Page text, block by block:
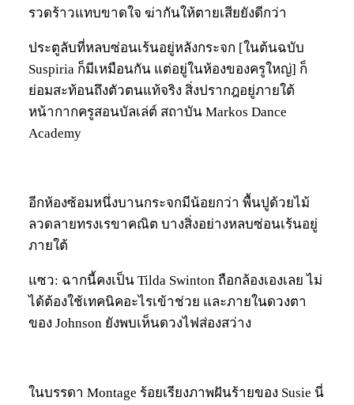
รวดร้าวแทบขาดใจ ฆ่ากันให้ตายเสียยังดีกว่า
ประตูลับที่หลบซ่อนเร้นอยู่หลังกระจก [ในต้นฉบับ
Suspiria ก็มีเหมือนกัน แต่อยู่ในห้องของครูใหญ่] ก็
ย่อมสะท้อนถึงตัวตนแท้จริง สิ่งปรากฎอยู่ภายใต้
หน้ากากครูสอนบัลเล่ต์ สถาบัน Markos Dance
Academy
อีกห้องซ้อมหนึ่งบานกระจกมีน้อยกว่า พื้นปูด้วยไม้
ลวดลายทรงเรขาคณิต บางสิ่งอย่างหลบซ่อนเร้นอยู่
ภายใต้
แซว: ฉากนี้คงเป็น Tilda Swinton ถือกล้องเองเลย ไม่
ได้ต้องใช้เทคนิคอะไรเข้าช่วย และภายในดวงตา
ของ Johnson ยังพบเห็นดวงไฟส่องสว่าง
ในบรรดา Montage ร้อยเรียงภาพฝันร้ายของ Susie นี่